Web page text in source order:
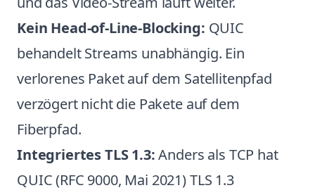
Kein Head-of-Line-Blocking: QUIC
behandelt Streams unabhängig. Ein
verlorenes Paket auf dem Satellitenpfad
verzögert nicht die Pakete auf dem
Fiberpfad.
Integriertes TLS 1.3:Anders als TCP hat
QUIC (RFC 9000, Mai 2021) TLS 1.3